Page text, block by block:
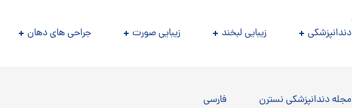
دندانپزشکی زیبایی لبخند زیبایی صورت جراحی های دهان
مجله دندانپزشکی نسترن فارسی